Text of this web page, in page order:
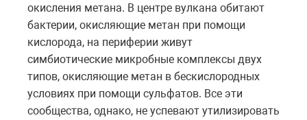
окисления метана. В центре вулкана обитают
бактерии, окисляющие метан при помощи
кислорода, на периферии живут
симбиотические микробные комплексы двух
типов, окисляющие метан в бескислородных
условиях при помощи сульфатов. Все эти
сообщества, однако, не успевают утилизировать